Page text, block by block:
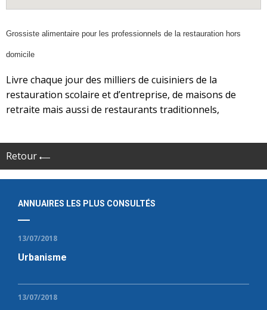
Grossiste alimentaire pour les professionnels de la restauration hors
domicile
Livre chaque jour des milliers de cuisiniers de la
restauration scolaire et d’entreprise, de maisons de
retraite mais aussi de restaurants traditionnels,
Retour
ANNUAIRES LES PLUS CONSULTÉS
13/07/2018
Urbanisme
13/07/2018